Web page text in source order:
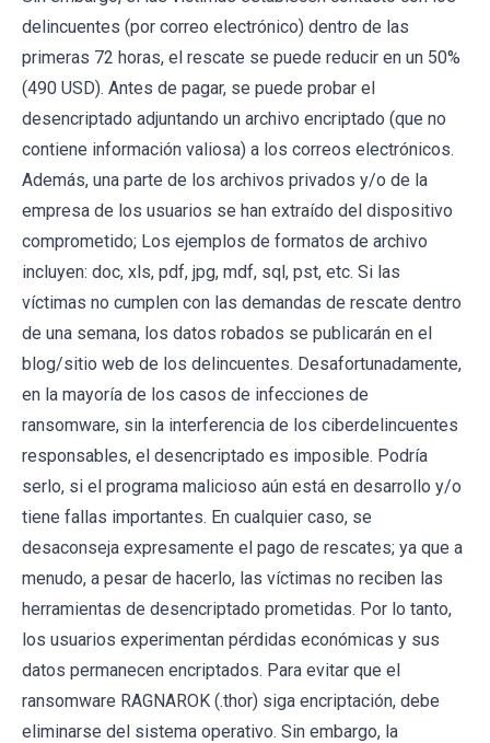
delincuentes (por correo electrónico) dentro de las
primeras 72 horas, el rescate se puede reducir en un 50%
(490 USD). Antes de pagar, se puede probar el
desencriptado adjuntando un archivo encriptado (que no
contiene información valiosa) a los correos electrónicos.
Además, una parte de los archivos privados y/o de la
empresa de los usuarios se han extraído del dispositivo
comprometido; Los ejemplos de formatos de archivo
incluyen: doc, xls, pdf, jpg, mdf, sql, pst, etc. Si las
víctimas no cumplen con las demandas de rescate dentro
de una semana, los datos robados se publicarán en el
blog/sitio web de los delincuentes. Desafortunadamente,
en la mayoría de los casos de infecciones de
ransomware, sin la interferencia de los ciberdelincuentes
responsables, el desencriptado es imposible. Podría
serlo, si el programa malicioso aún está en desarrollo y/o
tiene fallas importantes. En cualquier caso, se
desaconseja expresamente el pago de rescates; ya que a
menudo, a pesar de hacerlo, las víctimas no reciben las
herramientas de desencriptado prometidas. Por lo tanto,
los usuarios experimentan pérdidas económicas y sus
datos permanecen encriptados. Para evitar que el
ransomware RAGNAROK (.thor) siga encriptación, debe
eliminarse del sistema operativo. Sin embargo, la